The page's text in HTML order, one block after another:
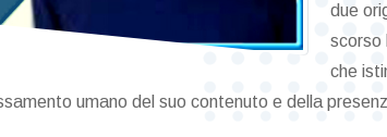
due
scorso
che
umano del suo contenuto e della